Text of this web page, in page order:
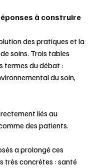
à construire
des pratiques et la
soins. Trois tables
termes du débat :
du soin,
liés au
des patients.
a prolongé ces
très concrètes : santé